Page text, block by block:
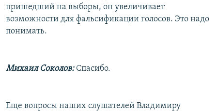
пришедший на выборы, он увеличивает
возможности для фальсификации голосов. Это надо
понимать.
Михаил Соколов:Спасибо.
Еще вопросы наших слушателей Владимиру